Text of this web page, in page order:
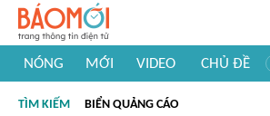
NÓNG MỚI VIDEO CHỦ ĐỀ
#Khám phá thế giới
TÌM KIẾM BIỂN QUẢNG CÁO